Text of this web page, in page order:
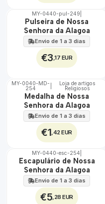
🇵🇹
100%
MY-0440-pul-249
Pulseira de Nossa
Senhora da Alagoa
Envio de 1 a 3 dias
€3 ,17 EUR
🇵🇹
100%
MY-0040-MD-
254
Loja de artigos
Religiosos
Medalha de Nossa
Senhora da Alagoa
Envio de 1 a 3 dias
€1 ,42 EUR
🇵🇹
100%
MY-0440-esc-254
Escapulário de Nossa
Senhora da Alagoa
Envio de 1 a 3 dias
€5 ,28 EUR